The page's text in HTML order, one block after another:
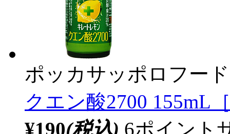
ポッカサッポロフー
クエン酸2700 155mL
¥190(税込) 6ポイント